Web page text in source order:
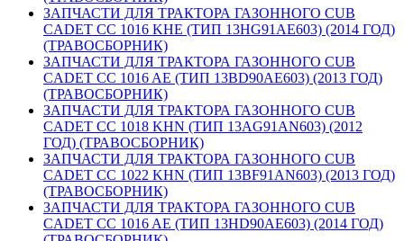
ЗАПЧАСТИ ДЛЯ ТРАКТОРА ГАЗОННОГО CUB
CADET CC 1016 KHE (ТИП 13HG91AE603) (2014 ГОД)
(ТРАВОСБОРНИК)
ЗАПЧАСТИ ДЛЯ ТРАКТОРА ГАЗОННОГО CUB
CADET CC 1016 AE (ТИП 13BD90AE603) (2013 ГОД)
(ТРАВОСБОРНИК)
ЗАПЧАСТИ ДЛЯ ТРАКТОРА ГАЗОННОГО CUB
CADET CC 1018 KHN (ТИП 13AG91AN603) (2012
ГОД) (ТРАВОСБОРНИК)
ЗАПЧАСТИ ДЛЯ ТРАКТОРА ГАЗОННОГО CUB
CADET CC 1022 KHN (ТИП 13BF91AN603) (2013 ГОД)
(ТРАВОСБОРНИК)
ЗАПЧАСТИ ДЛЯ ТРАКТОРА ГАЗОННОГО CUB
CADET CC 1016 AE (ТИП 13HD90AE603) (2014 ГОД)